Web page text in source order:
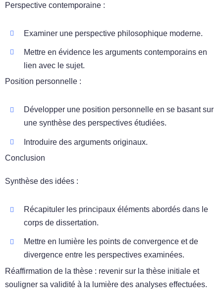
Perspective contemporaine :
Examiner une perspective philosophique moderne.
Mettre en évidence les arguments contemporains en
lien avec le sujet.
Position personnelle :
Développer une position personnelle en se basant sur
une synthèse des perspectives étudiées.
Introduire des arguments originaux.
Conclusion
Synthèse des idées :
Récapituler les principaux éléments abordés dans le
corps de dissertation.
Mettre en lumière les points de convergence et de
divergence entre les perspectives examinées.
Réaffirmation de la thèse : revenir sur la thèse initiale et
souligner sa validité à la lumière des analyses effectuées.